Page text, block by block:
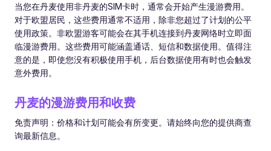
当您在丹麦使用非丹麦的SIM卡时，通常会开始产生漫游费用。
对于欧盟居民，这些费用通常不适用，除非您超过了计划的公平
使用政策。非欧盟游客可能会在其手机连接到丹麦网络时立即面
临漫游费用。这些费用可能涵盖通话、短信和数据使用。值得注
意的是，即使您没有积极使用手机，后台数据使用有时也会触发
意外费用。
丹麦的漫游费用和收费
免责声明：价格和计划可能会有所变更。请始终向您的提供商查
询最新信息。